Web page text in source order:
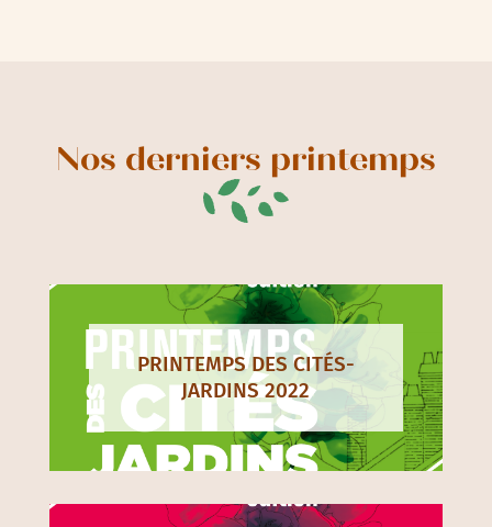
Nos derniers printemps
PRINTEMPS DES CITÉS-
JARDINS 2022